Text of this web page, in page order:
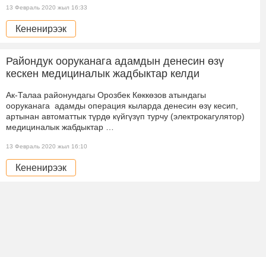
13 Февраль 2020 жыл 16:33
Кененирээк
Райондук ооруканага адамдын денесин өзү
кескен медициналык жадбыктар келди
Ак-Талаа районундагы Орозбек Көккөзов атындагы
ооруканага адамды операция кыларда денесин өзү кесип,
артынан автоматтык түрдө күйгүзүп турчу (электрокагулятор)
медициналык жабдыктар …
13 Февраль 2020 жыл 16:10
Кененирээк